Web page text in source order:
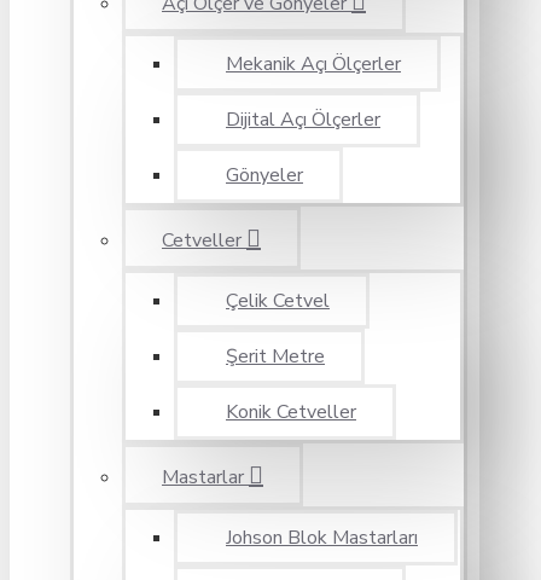
Mekanik Açı Ölçerler
Dijital Açı Ölçerler
Gönyeler
Cetveller
Çelik Cetvel
Şerit Metre
Konik Cetveller
Mastarlar
Johson Blok Mastarları